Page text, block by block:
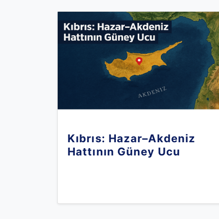
Kıbrıs: Hazar–Akdeniz
Hattının Güney Ucu